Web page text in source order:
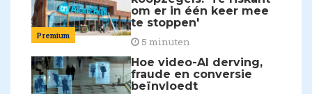
Premium
om er in één keer mee
te stoppen'
5 minuten
Hoe video-AI derving,
fraude en conversie
beïnvloedt